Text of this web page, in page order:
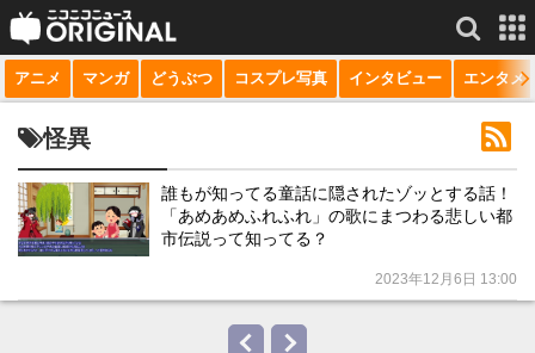
サービス一覧 もっと見る
niconico
動画
生放送
アニメ マンガ どうぶつ コスプレ写真 インタビュー エンタメ
怪異
誰もが知ってる童話に隠されたゾッとする話！
「あめあめふれふれ」の歌にまつわる悲しい都
市伝説って知ってる？
2023年12月6日 13:00